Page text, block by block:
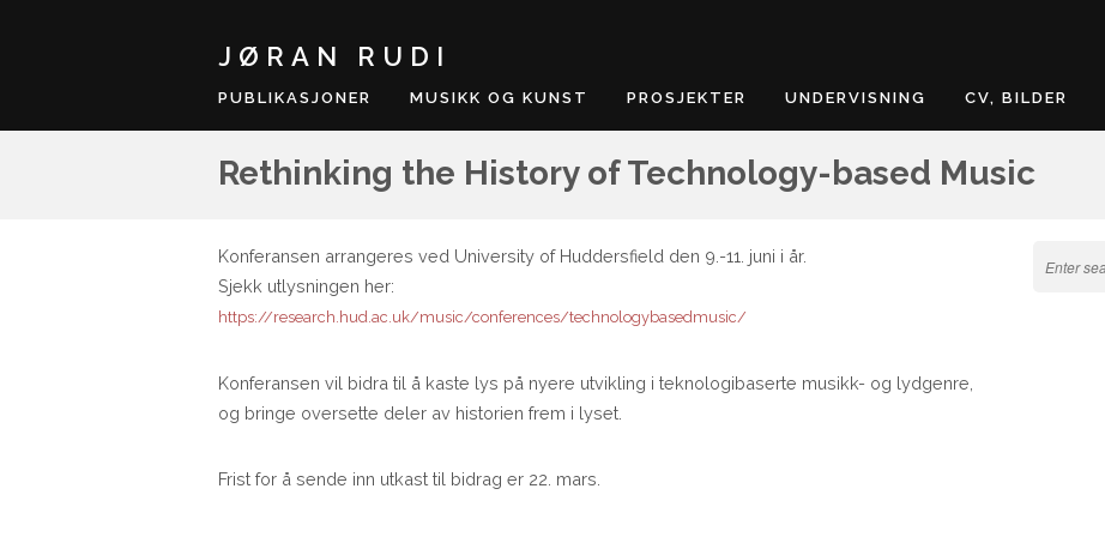
JØRAN RUDI
PUBLIKASJONER MUSIKK OG KUNST PROSJEKTER UNDERVISNING CV, BILDER
Rethinking the History of Technology-based Music
Konferansen arrangeres ved University of Huddersfield den 9.-11. juni i år.
Sjekk utlysningen her:
https://research.hud.ac.uk/music/conferences/technologybasedmusic/
Konferansen vil bidra til å kaste lys på nyere utvikling i teknologibaserte musikk- og lydgenre,
og bringe oversette deler av historien frem i lyset.
Frist for å sende inn utkast til bidrag er 22. mars.